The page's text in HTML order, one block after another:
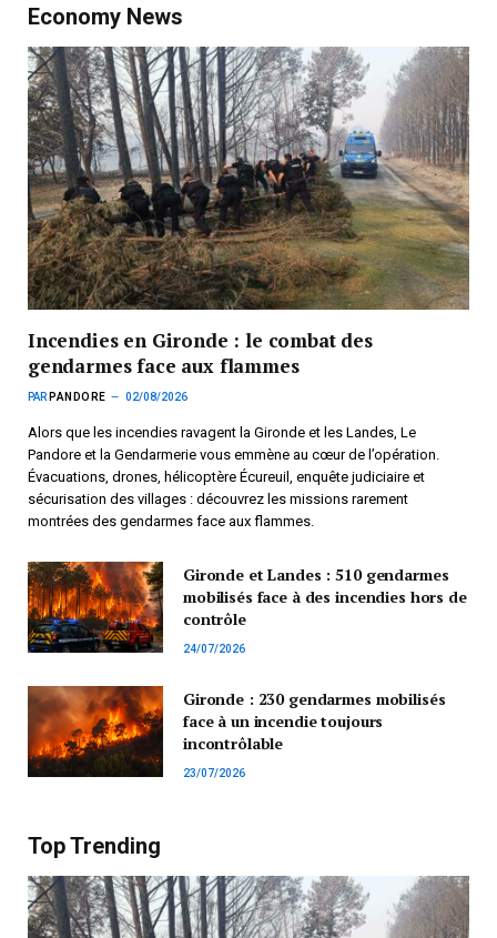
Economy News
Incendies en Gironde : le combat des
gendarmes face aux flammes
PAR PANDORE 02/08/2026
Alors que les incendies ravagent la Gironde et les Landes, Le
Pandore et la Gendarmerie vous emmène au cœur de l’opération.
Évacuations, drones, hélicoptère Écureuil, enquête judiciaire et
sécurisation des villages : découvrez les missions rarement
montrées des gendarmes face aux flammes.
Gironde et Landes : 510 gendarmes
mobilisés face à des incendies hors de
contrôle
24/07/2026
Gironde : 230 gendarmes mobilisés
face à un incendie toujours
incontrôlable
23/07/2026
Top Trending